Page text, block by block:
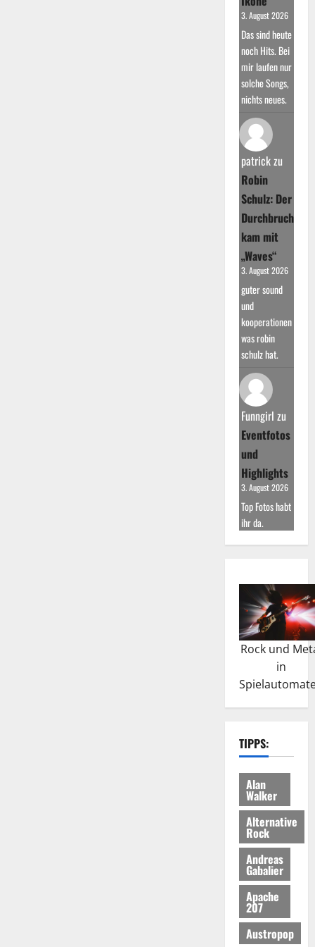
3. August 2026
Das sind heute
noch Hits. Bei
mir laufen nur
solche Songs,
nichts neues.
patrickzu
Robin
Schulz: Der
Durchbruch
kam mit
„Waves“
3. August 2026
guter sound
und
kooperationen
was robin
schulz hat.
Funngirl zu
Eventfotos
und
Highlights
3. August 2026
Top Fotos habt
ihr da.
Rock und
in
TIPPS:
Alan
Walker
Alternative
Rock
Andreas
Gabalier
Apache
207
Austropop